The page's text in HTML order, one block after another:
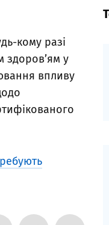
кому разі
здоров’ям у
впливу